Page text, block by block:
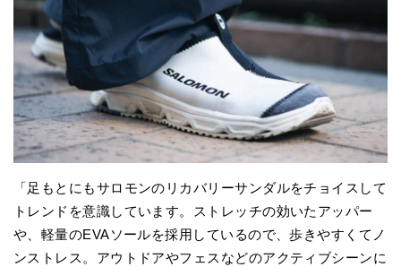
「足もとにもサロモンのリカバリーサンダルをチョイスして
トレンドを意識しています。ストレッチの効いたアッパー
や、軽量のEVAソールを採用しているので、歩きやすくてノ
ンストレス。アウトドアやフェスなどのアクティブシーンに